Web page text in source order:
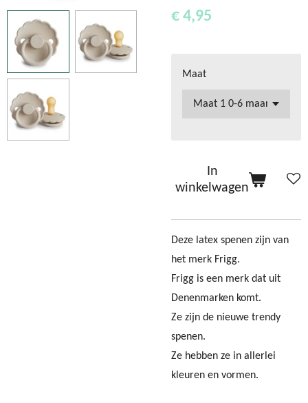
€ 4,95
Maat
In
winkelwagen
Deze latex spenen zijn van
het merk Frigg.
Frigg is een merk dat uit
Denenmarken komt.
Ze zijn de nieuwe trendy
spenen.
Ze hebben ze in allerlei
kleuren en vormen.